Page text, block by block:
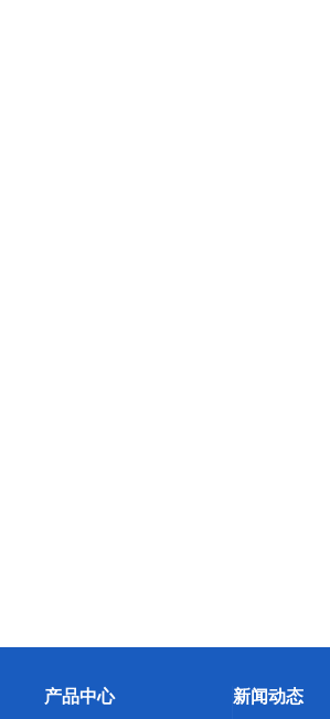
产品中心 新闻动态